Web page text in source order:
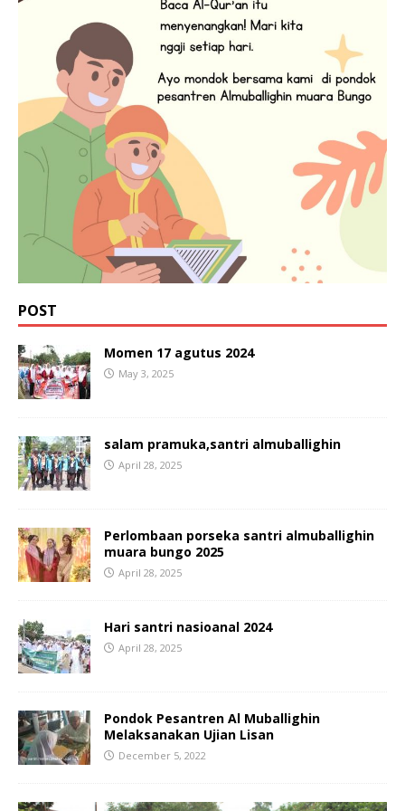
POST
Momen 17 agutus 2024
May 3, 2025
salam pramuka,santri almuballighin
April 28, 2025
Perlombaan porseka santri almuballighin
muara bungo 2025
April 28, 2025
Hari santri nasioanal 2024
April 28, 2025
Pondok Pesantren Al Muballighin
Melaksanakan Ujian Lisan
December 5, 2022